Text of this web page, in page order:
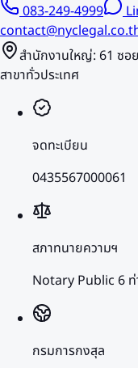
083-249-4999
สำนักงานใหญ่: 61 ซอ
สาขาทั่วประเทศ
จดทะเบียน
0435567000061
สภาทนายความฯ
Notary Public 6 ท่
กรมการกงสุล